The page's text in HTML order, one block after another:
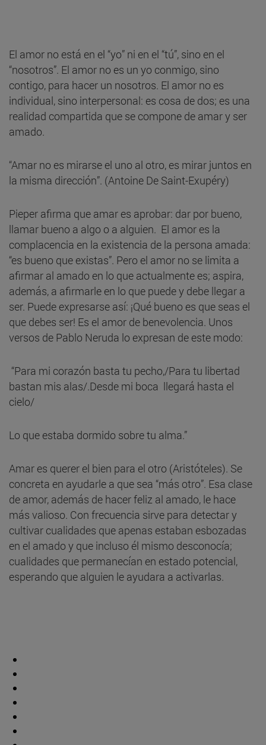
El amor no está en el “yo” ni en el “tú”, sino en el
“nosotros”. El amor no es un yo conmigo, sino
contigo, para hacer un nosotros. El amor no es
individual, sino interpersonal: es cosa de dos; es una
realidad compartida que se compone de amar y ser
amado.
“Amar no es mirarse el uno al otro, es mirar juntos en
la misma dirección”. (Antoine De Saint-Exupéry)
Pieper afirma que amar es aprobar: dar por bueno,
llamar bueno a algo o a alguien. El amor es la
complacencia en la existencia de la persona amada:
“es bueno que existas”. Pero el amor no se limita a
afirmar al amado en lo que actualmente es; aspira,
además, a afirmarle en lo que puede y debe llegar a
ser. Puede expresarse así: ¡Qué bueno es que seas el
que debes ser! Es el amor de benevolencia. Unos
versos de Pablo Neruda lo expresan de este modo:
“Para mi corazón basta tu pecho,/Para tu libertad
bastan mis alas/.Desde mi boca llegará hasta el
cielo/
Lo que estaba dormido sobre tu alma.”
Amar es querer el bien para el otro (Aristóteles). Se
concreta en ayudarle a que sea “más otro”. Esa clase
de amor, además de hacer feliz al amado, le hace
más valioso. Con frecuencia sirve para detectar y
cultivar cualidades que apenas estaban esbozadas
en el amado y que incluso él mismo desconocía;
cualidades que permanecían en estado potencial,
esperando que alguien le ayudara a activarlas.